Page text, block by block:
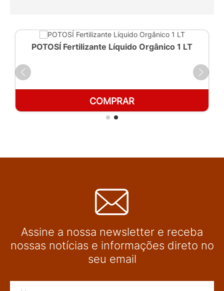
POTOSÍ Fertilizante Líquido Orgânico 1 LT
COMPRAR
Assine a nossa newsletter e receba
nossas notícias e informações direto no
seu email